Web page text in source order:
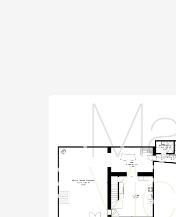
assurant confort et sécurité.
Avec ses volumes généreux,
parfaitement aménagés —
en pierre apparente et les
propriété incarne
localisation recherchée et la
bien rare, destiné à séduire